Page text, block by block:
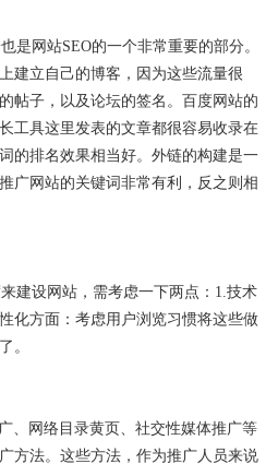
网站SEO的一个非常重要的部分。
建立自己的博客，因为这些流量很
帖子，以及论坛的签名。百度网站的
工具这里发表的文章都很容易收录在
的排名效果相当好。外链的构建是一
广网站的关键词非常有利，反之则相
建设网站，需考虑一下两点：1.技术
化方面：考虑用户浏览习惯将这些做
。
、网络目录黄页、社交性媒体推广等
方法。这些方法，作为推广人员来说